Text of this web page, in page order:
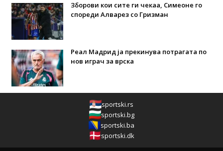
Зборови кои сите ги чекаа, Симеоне го
спореди Алварез со Гризман
Реал Мадрид ја прекинува потрагата по
нов играч за врска
sportski.rs
sportski.bg
sportski.ba
sportski.dk